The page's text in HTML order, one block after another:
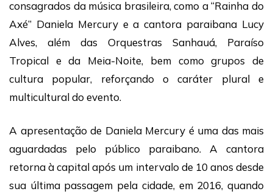
consagrados da música brasileira, como a “Rainha do
Axé” Daniela Mercury e a cantora paraibana Lucy
Alves, além das Orquestras Sanhauá, Paraíso
Tropical e da Meia-Noite, bem como grupos de
cultura popular, reforçando o caráter plural e
multicultural do evento.
A apresentação de Daniela Mercury é uma das mais
aguardadas pelo público paraibano. A cantora
retorna à capital após um intervalo de 10 anos desde
sua última passagem pela cidade, em 2016, quando